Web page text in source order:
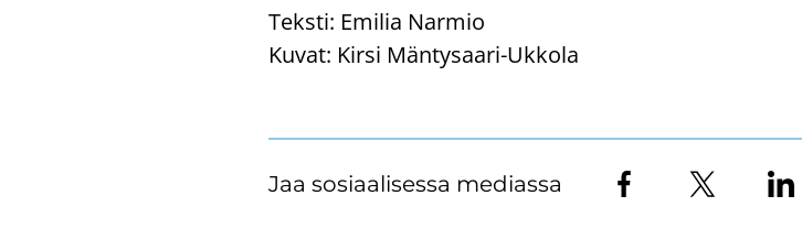
Teksti: Emilia Narmio
Kuvat: Kirsi Mäntysaari-Ukkola
Jaa sosiaalisessa mediassa